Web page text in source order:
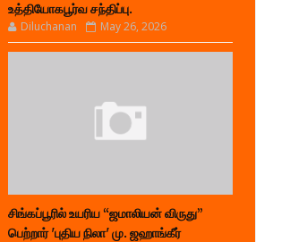
உத்தியோகபூர்வ சந்திப்பு.
Diluchanan May 26, 2026
சிங்கப்பூரில் உயரிய “ஜமாலியன் விருது”
பெற்றார் 'புதிய நிலா' மு. ஜஹாங்கீர்